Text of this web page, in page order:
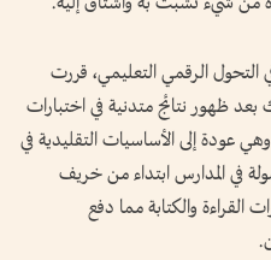
التحول الرقمي التعليمي، قررت
ظهور نتائج متدنية في اختبارات
عودة إلى الأساسيات التقليدية في
في المدارس ابتداء من خريف
القراءة والكتابة مما دفع